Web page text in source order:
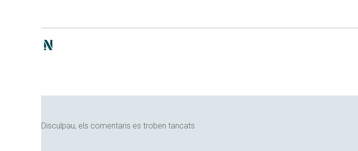
Disculpau, els comentaris es troben tancats